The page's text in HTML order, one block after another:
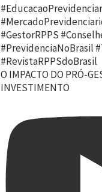
O IMPACTO DO PRÓ-
INVESTIMENTO